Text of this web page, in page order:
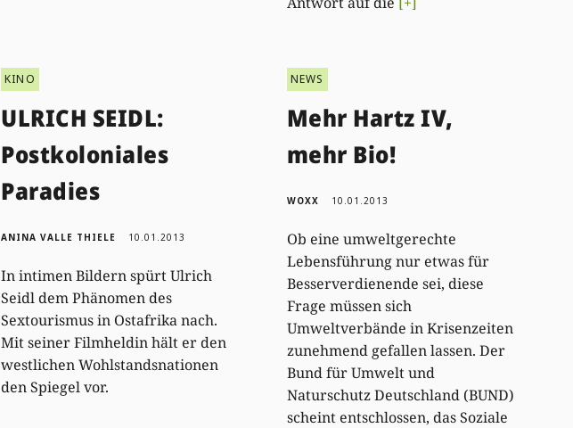
KINO
ULRICH SEIDL:
Postkoloniales
Paradies
ANINA VALLE THIELE 10.01.2013
In intimen Bildern spürt Ulrich
Seidl dem Phänomen des
Sextourismus in Ostafrika nach.
Mit seiner Filmheldin hält er den
westlichen Wohlstandsnationen
den Spiegel vor.
NEWS
Mehr Hartz IV,
mehr Bio!
WOXX 10.01.2013
Ob eine umweltgerechte
Lebensführung nur etwas für
Besserverdienende sei, diese
Frage müssen sich
Umweltverbände in Krisenzeiten
zunehmend gefallen lassen. Der
Bund für Umwelt und
Naturschutz Deutschland (BUND)
scheint entschlossen, das Soziale